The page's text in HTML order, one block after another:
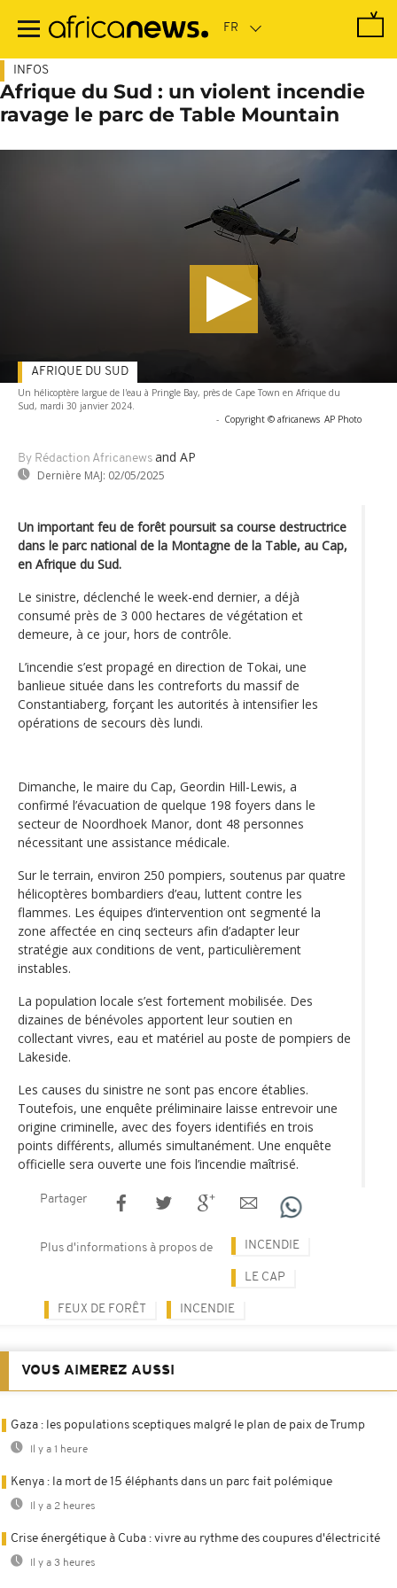
contenu
INFOS
Afrique du Sud : un violent incendie
ravage le parc de Table Mountain
Un hélicoptère largue de l'eau à Pringle Bay, près de Cape Town en Afrique du
Sud, mardi 30 janvier 2024.
- Copyright © africanews AP Photo
By Rédaction Africanews and AP
Dernière MAJ: 02/05/2025
AFRIQUE DU SUD
Un important feu de forêt poursuit sa course destructrice
dans le parc national de la Montagne de la Table, au Cap,
en Afrique du Sud.
Le sinistre, déclenché le week-end dernier, a déjà
consumé près de 3 000 hectares de végétation et
demeure, à ce jour, hors de contrôle.
L’incendie s’est propagé en direction de Tokai, une
banlieue située dans les contreforts du massif de
Constantiaberg, forçant les autorités à intensifier les
opérations de secours dès lundi.
Dimanche, le maire du Cap, Geordin Hill-Lewis, a
confirmé l’évacuation de quelque 198 foyers dans le
secteur de Noordhoek Manor, dont 48 personnes
nécessitant une assistance médicale.
Sur le terrain, environ 250 pompiers, soutenus par quatre
hélicoptères bombardiers d’eau, luttent contre les
flammes. Les équipes d’intervention ont segmenté la
zone affectée en cinq secteurs afin d’adapter leur
stratégie aux conditions de vent, particulièrement
instables.
La population locale s’est fortement mobilisée. Des
dizaines de bénévoles apportent leur soutien en
collectant vivres, eau et matériel au poste de pompiers de
Lakeside.
Les causes du sinistre ne sont pas encore établies.
Toutefois, une enquête préliminaire laisse entrevoir une
origine criminelle, avec des foyers identifiés en trois
points différents, allumés simultanément. Une enquête
officielle sera ouverte une fois l’incendie maîtrisé.
Partager
Plus d'informations à propos de INCENDIE
LE CAP
FEUX DE FORÊT INCENDIE
VOUS AIMEREZ AUSSI
Gaza : les populations sceptiques malgré le plan de paix de Trump
Il y a 1 heure
Kenya : la mort de 15 éléphants dans un parc fait polémique
Il y a 2 heures
Crise énergétique à Cuba : vivre au rythme des coupures d'électricité
Il y a 3 heures